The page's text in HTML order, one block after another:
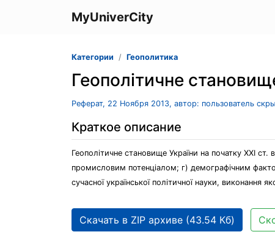
MyUniverCity
Категории Геополитика
Геополітичне
Реферат, 22 Ноября 2013, автор: пользователь
Краткое описание
Геополітичне становище України на початку ХХІ
промисловим потенціалом; г) демографічним
сучасної української політичної науки, виконання
Скачать в ZIP архиве (43.54 Кб)